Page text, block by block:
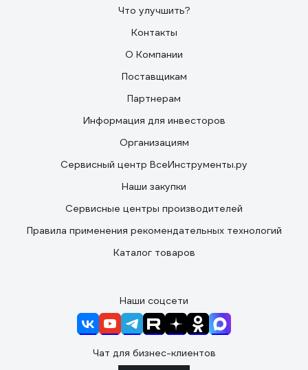
Что улучшить?
Контакты
О Компании
Поставщикам
Партнерам
Информация для инвесторов
Организациям
Сервисный центр ВсеИнструменты.ру
Наши закупки
Сервисные центры производителей
Правила применения рекомендательных технологий
Каталог товаров
Наши соцсети
Чат для бизнес-клиентов